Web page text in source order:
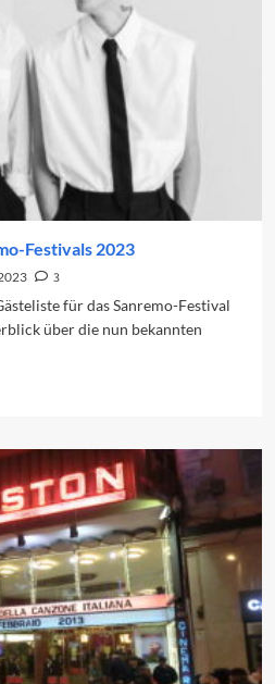
Festivals 2023
3
für das Sanremo-Festival
über die nun bekannten